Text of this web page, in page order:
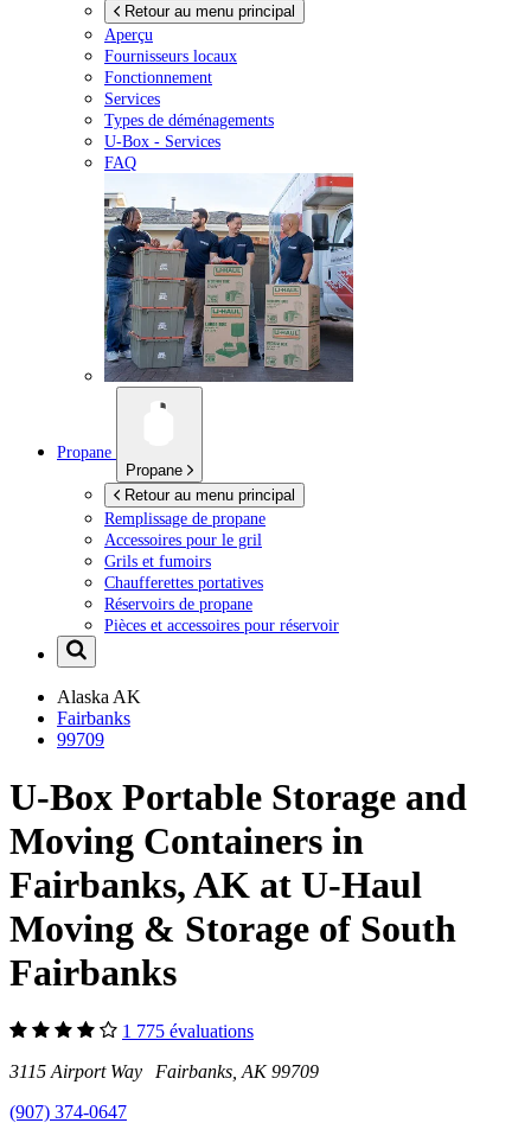
Retour au menu principal
Aperçu
Fournisseurs locaux
Fonctionnement
Services
Types de déménagements
U-Box - Services
FAQ
Propane
Propane
Retour au menu principal
Remplissage de propane
Accessoires pour le gril
Grils et fumoirs
Chaufferettes portatives
Réservoirs de propane
Pièces et accessoires pour réservoir
Alaska AK
Fairbanks
99709
U-Box Portable Storage and
Moving Containers in
Fairbanks, AK at U-Haul
Moving & Storage of South
Fairbanks
1 775 évaluations
3115 Airport Way Fairbanks, AK 99709
(907) 374-0647